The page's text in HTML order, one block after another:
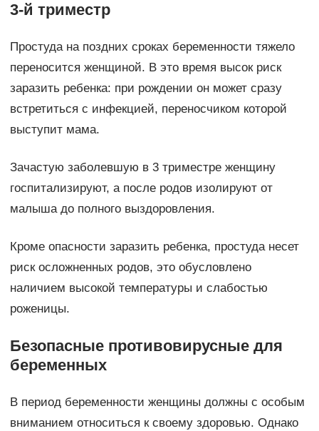
3-й триместр
Простуда на поздних сроках беременности тяжело
переносится женщиной. В это время высок риск
заразить ребенка: при рождении он может сразу
встретиться с инфекцией, переносчиком которой
выступит мама.
Зачастую заболевшую в 3 триместре женщину
госпитализируют, а после родов изолируют от
малыша до полного выздоровления.
Кроме опасности заразить ребенка, простуда несет
риск осложненных родов, это обусловлено
наличием высокой температуры и слабостью
роженицы.
Безопасные противовирусные для
беременных
В период беременности женщины должны с особым
вниманием относиться к своему здоровью. Однако